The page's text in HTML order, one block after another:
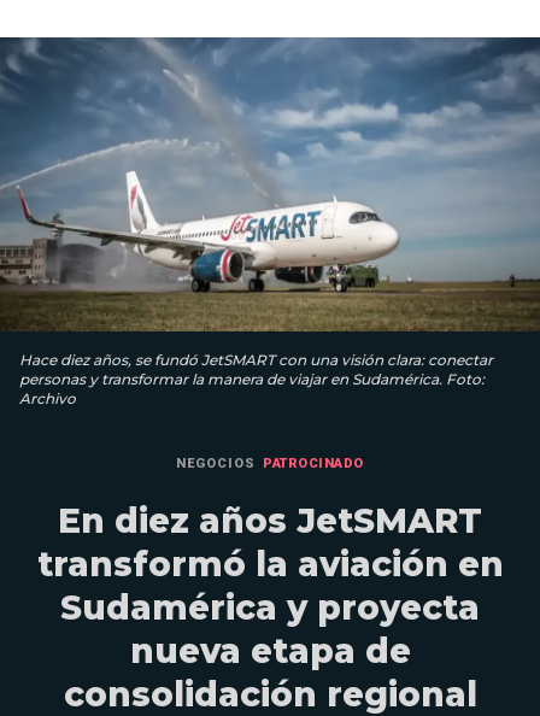
Hace diez años, se fundó JetSMART con una visión clara: conectar
personas y transformar la manera de viajar en Sudamérica. Foto:
Archivo
NEGOCIOS PATROCINADO
En diez años JetSMART
transformó la aviación en
Sudamérica y proyecta
nueva etapa de
consolidación regional